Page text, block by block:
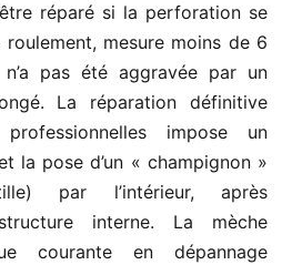
réparé si la perforation se
mesure moins de 6
pas été aggravée par un
La réparation définitive
impose un
la pose d’un « champignon »
par l’intérieur, après
interne. La mèche
courante en dépannage